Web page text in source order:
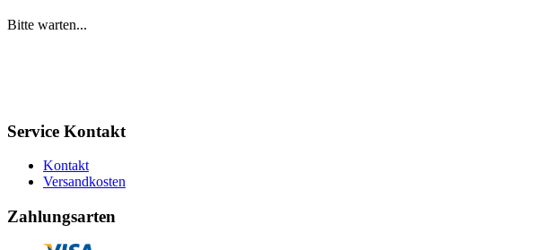
Bitte warten...
Service Kontakt
Kontakt
Versandkosten
Zahlungsarten